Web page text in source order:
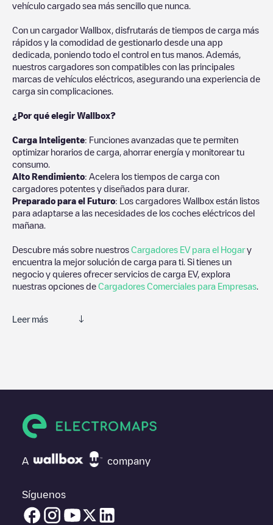
vehículo cargado sea más sencillo que nunca.
Con un cargador Wallbox, disfrutarás de tiempos de carga más
rápidos y la comodidad de gestionarlo desde una app
dedicada, poniendo todo el control en tus manos. Además,
nuestros cargadores son compatibles con las principales
marcas de vehículos eléctricos, asegurando una experiencia de
carga sin complicaciones.
¿Por qué elegir Wallbox?
Carga Inteligente: Funciones avanzadas que te permiten
optimizar horarios de carga, ahorrar energía y monitorear tu
consumo.
Alto Rendimiento: Acelera los tiempos de carga con
cargadores potentes y diseñados para durar.
Preparado para el Futuro: Los cargadores Wallbox están listos
para adaptarse a las necesidades de los coches eléctricos del
mañana.
Descubre más sobre nuestros Cargadores EV para el Hogary
encuentra la mejor solución de carga para ti. Si tienes un
negocio y quieres ofrecer servicios de carga EV, explora
nuestras opciones de Cargadores Comerciales para Empresas
Leer más
ofrecen información útil para crear la mejor experiencia para los
conductores de vehículos eléctricos.
Las opiniones de los conductores eléctricos son muy
importantes para valorar cuáles son los puntos de carga más
dell'Aquilapor lo que no dudes en dejar tu valoración de cuál
fue tu experiencia de carga en la ficha de la estación de carga
una vez finalizada la carga de tu vehículo eléctrico.
A company
Síguenos